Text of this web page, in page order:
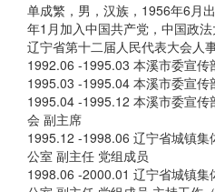
单成繁，男，汉族，1956年6月
年1月加入中国共产党，中国政
辽宁省第十二届人民代表大会人
1992.06 -1995.03 本溪市委宣传
1995.03 -1995.04 本溪市委宣传
1995.04 -1995.12 本溪市委宣
会 副主席
1995.12 -1998.06 辽宁省城镇
公室 副主任 党组成员
1998.06 -2000.01 辽宁省城镇